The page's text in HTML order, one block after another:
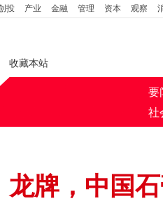
投 产业 金融 管理 资本 观察
收藏本站
要
社
牌，中国